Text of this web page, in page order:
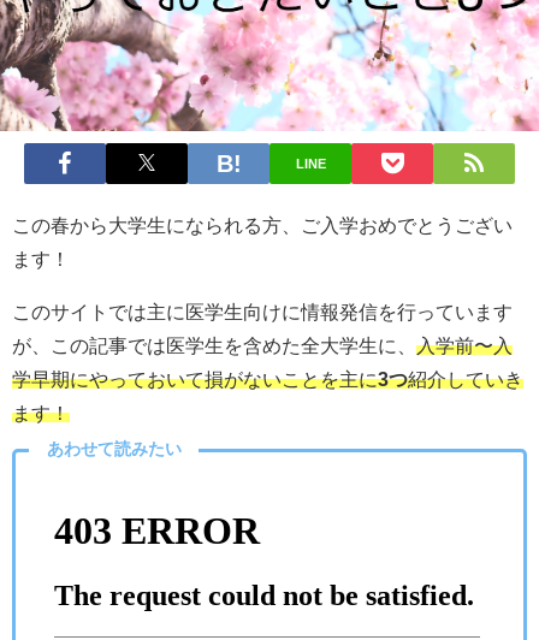
LINE
この春から大学生になられる方、ご入学おめでとうござい
ます！
このサイトでは主に医学生向けに情報発信を行っています
が、この記事では医学生を含めた全大学生に、 入学前〜入
学早期にやっておいて損がないことを主に3つ紹介していき
ます！
あわせて読みたい